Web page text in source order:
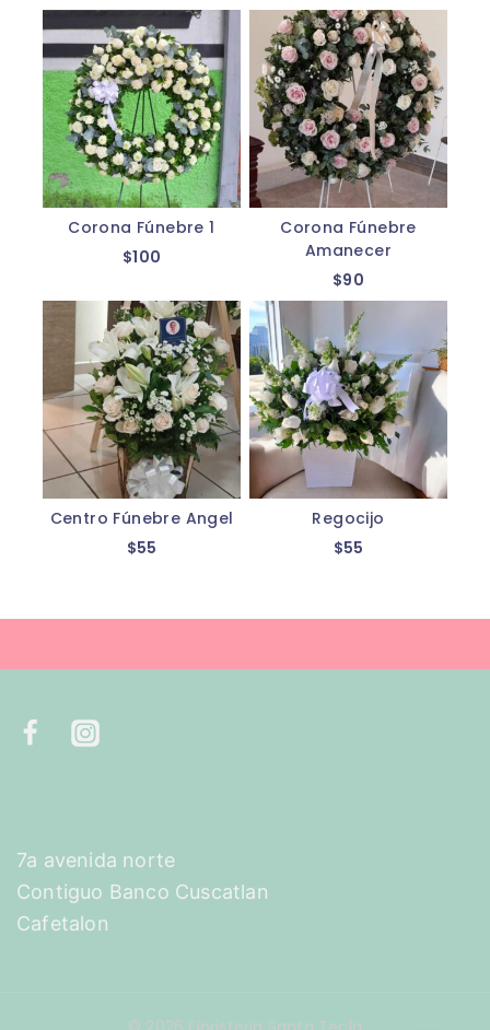
Corona Fúnebre 1
$100
Corona Fúnebre
Amanecer
$90
Centro Fúnebre Angel
$55
Regocijo
$55
7a avenida norte
Contiguo Banco Cuscatlan
Cafetalon